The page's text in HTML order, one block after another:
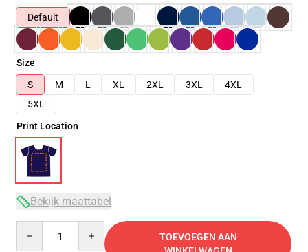
Default
Size
S
M L XL 2XL 3XL
4XL
5XL
Print Location
Bekijk maattabel
TOEVOEGEN AAN